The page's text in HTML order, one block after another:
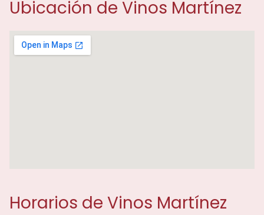
Ubicación de Vinos Martínez
Horarios de Vinos Martínez